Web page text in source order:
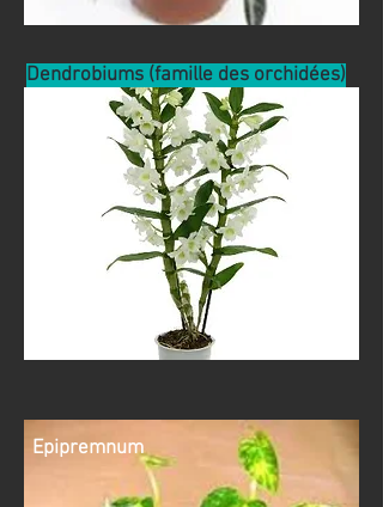
Dendrobiums (famille des orchidées)
Epipremnum